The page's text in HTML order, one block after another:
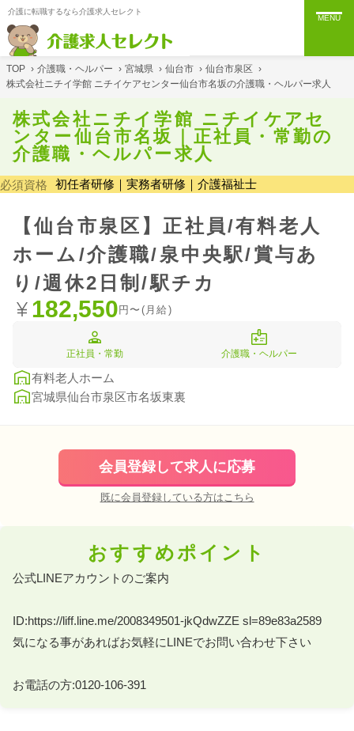
介護に転職するなら介護求人セレクト
MENU
TOP › 介護職・ヘルパー › 宮城県 › 仙台市 › 仙台市泉区 ›
株式会社ニチイ学館 ニチイケアセンター仙台市名坂の介護職・ヘルパー求人
株式会社ニチイ学館 ニチイケアセ
ンター仙台市名坂｜正社員・常勤の
介護職・ヘルパー求人
必須資格 初任者研修｜実務者研修｜介護福祉士
【仙台市泉区】正社員/有料老人
ホーム/介護職/泉中央駅/賞与あ
り/週休2日制/駅チカ
182,550円〜(月給)
正社員・常勤 介護職・ヘルパー
有料老人ホーム
宮城県仙台市泉区市名坂東裏
会員登録して求人に応募
既に会員登録している方はこちら
おすすめポイント
公式LINEアカウントのご案内
ID:https://liff.line.me/2008349501-jkQdwZZE sl=89e83a2589
気になる事があればお気軽にLINEでお問い合わせ下さい
お電話の方:0120-106-391